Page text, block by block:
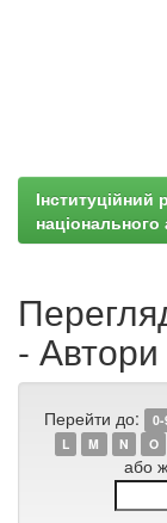
Інституційний
національного
-
Перейти до: 0-
L
M N O
або